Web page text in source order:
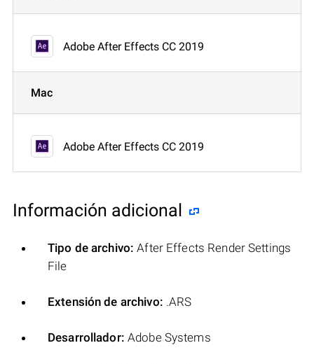
Adobe After Effects CC 2019
Mac
Adobe After Effects CC 2019
Información adicional
Tipo de archivo: After Effects Render Settings
File
Extensión de archivo: .ARS
Desarrollador: Adobe Systems